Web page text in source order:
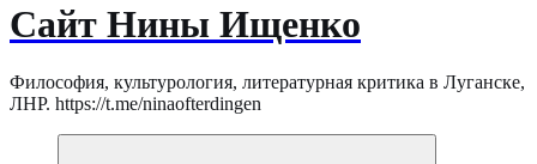
Сайт Нины Ищенко
Философия, культурология, литературная критика в Луганске,
ЛНР. https://t.me/ninaofterdingen